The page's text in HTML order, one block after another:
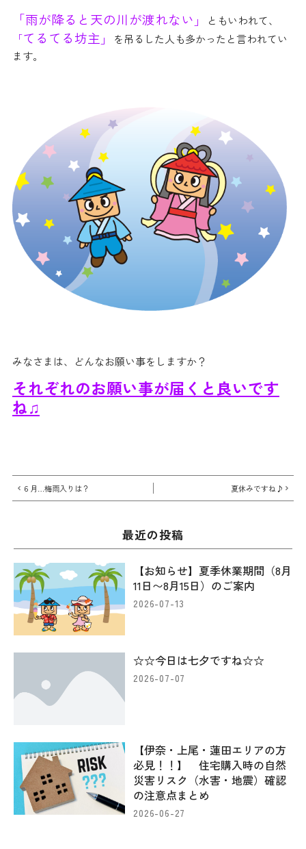
「雨が降ると天の川が渡れない」
ともいわれて、
「てるてる坊主」
を吊るした人も多かったと言われてい
ます。
みなさまは、どんなお願い事をしますか？
それぞれのお願い事が届くと良いです
ね♫
６月…梅雨入りは？ 夏休みですね♪
最近の投稿
【お知らせ】夏季休業期間（8月
11日〜8月15日）のご案内
2026-07-13
☆☆今日は七夕ですね☆☆
2026-07-07
【伊奈・上尾・蓮田エリアの方
必見！！】 住宅購入時の自然
災害リスク（水害・地震）確認
の注意点まとめ
2026-06-27